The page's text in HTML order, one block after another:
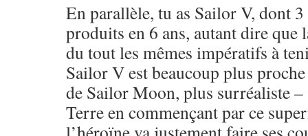
En parallèle, tu as Sailor V, dont
produits en 6 ans, autant dire que
du tout les mêmes impératifs à
Sailor V est beaucoup plus
de Sailor Moon, plus surréaliste
Terre en commençant par ce